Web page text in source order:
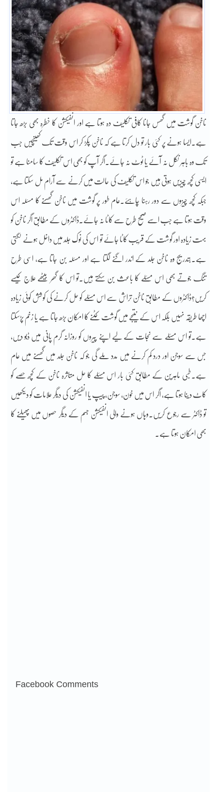
ناخن گوشت میں گھس جانا کافی تکلیف دہ ہوتا ہے اور انفیکشن کا خطرہ بھی بڑھ جاتا
ہے۔ایسا ہونے پر کئی بار تو دل کرتا ہے کہ ناخن پکڑ کر اس وقت تک کھینچیں جب
تک وہ باہر نکل نہ آئے یا ٹوٹ نہ جائے۔اگر آپ کو بھی اس تکلیف کا سامنا ہے تو
ایسی کچھ چیزیں ہوتی ہیں جو اس تکلیف کی حالت میں کرنے سے آرام مل سکتا ہے،
جبکہ کچھ چیزوں سے دور رہنا چاہئے۔عام طور پر گوشت میں ناخن گھسنے کا مسئلہ اس
وقت ہوتا ہے جب اسے صحیح طرح سے کاٹا نہ جائے۔ڈاکٹروں کے مطابق اگر ناخن کو
بہت زیادہ اور گوشت کے قریب کاٹا جائے تو اس کی نوک جلد میں داخل ہونے لگتی
ہے۔بتدریج وہ ناخن جلد کے اندر اگنے لگتا ہے اور مسئلہ بن جاتا ہے، اسی طرح
تنگ جوتے بھی اس مسئلے کا باعث بن سکتے ہیں۔تو اس کا گھر بیٹھے علاج کیسے
کریں؟ڈاکٹروں کے مطابق ناخن تراش سے اس مسئلے کو حل کرنے کی کوشش کوئی زیادہ
اچھا طریقہ نہیں بلکہ اس کے نتیجے میں گوشت کٹنے کا امکان بڑھ جاتا ہے یا زخم پڑسکتا
ہے۔تو اس مسئلے سے نجات کے لیے اپنے پیروں کو روزانہ گرم پانی میں ڈبو دیں،
جس سے سوجن اور درد کم کرنے میں مدد ملے گی جو کہ ناخن جلد میں گھسنے میں عام
ہے۔طبی ماہرین کے مطابق کئی بار اس مسئلے کا حل متاثرہ ناخن کے کچھ حصے کو
کاٹ دینا ہوتا ہے، اگر اس میں خون، سوجن، پیپ یا انفیکشن کی دیگر علامات کو دیکھیں
تو ڈاکٹر سے رجوع کریں۔وہاں ہونے والی انفیکشن جسم کے دیگر حصوں میں پھیلنے کا
بھی امکان ہوتا ہے۔
Facebook Comments